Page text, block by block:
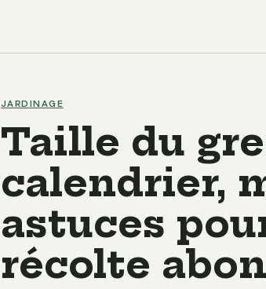
JARDINAGE
Taille du
calendrier,
astuces
récolte